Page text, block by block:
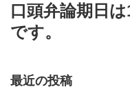
口頭弁論期日
です。
最近の投稿